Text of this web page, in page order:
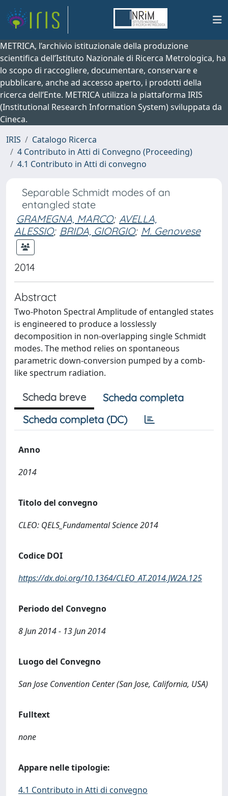
METRICA, l’archivio istituzionale della produzione
scientifica dell’Istituto Nazionale di Ricerca Metrologica, ha
lo scopo di raccogliere, documentare, conservare e
pubblicare, anche ad accesso aperto, i prodotti della
ricerca dell’Ente. METRICA utilizza la piattaforma IRIS
(Institutional Research Information System) sviluppata da
Cineca.
IRIS
Catalogo Ricerca
4 Contributo in Atti di Convegno (Proceeding)
4.1 Contributo in Atti di convegno
Separable Schmidt modes of an
entangled state
GRAMEGNA, MARCO; AVELLA,
ALESSIO; BRIDA, GIORGIO; M. Genovese
2014
Abstract
Two-Photon Spectral Amplitude of entangled states
is engineered to produce a losslessly
decomposition in non-overlapping single Schmidt
modes. The method relies on spontaneous
parametric down-conversion pumped by a comb-
like spectrum radiation.
Scheda breve
Scheda completa
Scheda completa (DC)
Anno
2014
Titolo del convegno
CLEO: QELS_Fundamental Science 2014
Codice DOI
https://dx.doi.org/10.1364/CLEO_AT.2014.JW2A.125
Periodo del Convegno
8 Jun 2014 - 13 Jun 2014
Luogo del Convegno
San Jose Convention Center (San Jose, California, USA)
Fulltext
none
Appare nelle tipologie:
4.1 Contributo in Atti di convegno